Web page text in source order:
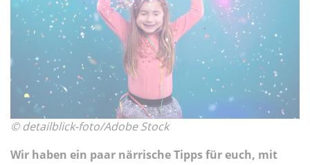
© detailblick-foto/Adobe Stock
Wir haben ein paar närrische Tipps für euch, mit